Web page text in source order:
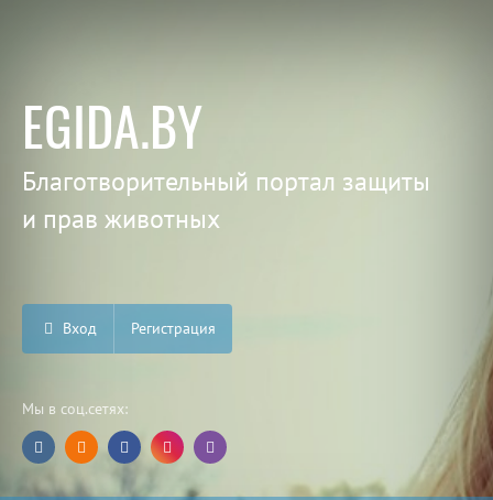
EGIDA.BY
Благотворительный портал защиты
и прав животных
Вход Регистрация
Мы в соц.сетях: